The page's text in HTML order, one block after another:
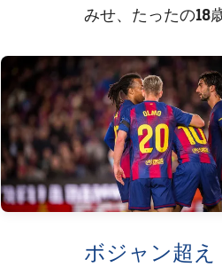
みせ、たったの18
FC Barcelona club badge
ボジャン超え